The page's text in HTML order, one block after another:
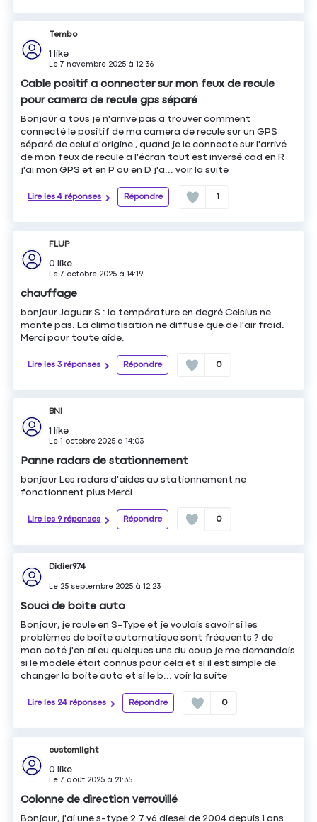
Tembo
1 like
Le7 novembre 2025 à12:36
Cable positif a connecter sur mon feux de recule
pour camera de recule gps séparé
Bonjour a tous je n'arrive pas a trouver comment
connecté le positif de ma camera de recule sur un GPS
séparé de celui d'origine , quand je le connecte sur l'arrivé
de mon feux de recule a l'écran tout est inversé cad en R
j'ai mon GPS et en P ou en D j'a...voir la suite
Lire les 4 réponses Répondre 1
FLUP
0 like
Le7 octobre 2025 à14:19
chauffage
bonjour Jaguar S : la température en degré Celsius ne
monte pas. La climatisation ne diffuse que de l'air froid.
Merci pour toute aide.
Lire les 3 réponses Répondre 0
BNl
1 like
Le1 octobre 2025 à14:03
Panne radars de stationnement
bonjour Les radars d'aides au stationnement ne
fonctionnent plus Merci
Lire les 9 réponses Répondre 0
Didier974
Le 25 septembre 2025 à12:23
Souci de boite auto
Bonjour, je roule en S-Type et je voulais savoir si les
problèmes de boîte automatique sont fréquents ? de
mon coté j'en ai eu quelques uns du coup je me demandais
si le modèle était connus pour cela et si il est simple de
changer la boite auto et si le b...voir la suite
Lire les 24 réponses Répondre 0
customlight
0 like
Le7 août 2025 à 21:35
Colonne de direction verrouillé
Bonjour, j'ai une s-type 2.7 v6 diesel de 2004 depuis 1 ans